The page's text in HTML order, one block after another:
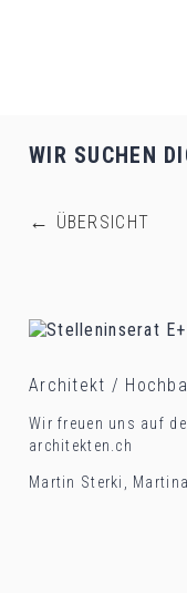
PORTFOLIO
KONTAKT
WIR SUCHEN
← ÜBERSICHT
Architekt /
Wir freuen uns auf
architekten.ch
Martin Sterki,